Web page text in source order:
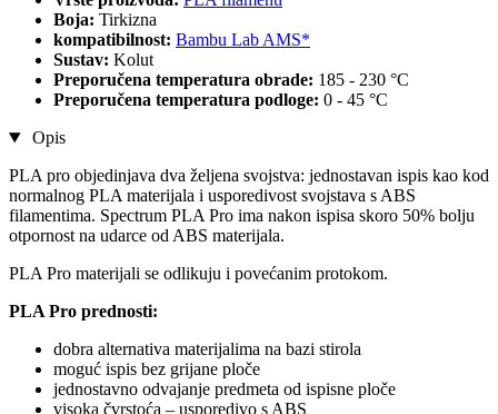
Boja: Tirkizna
kompatibilnost: Bambu Lab AMS*
Sustav: Kolut
Preporučena temperatura obrade: 185 - 230 °C
Preporučena temperatura podloge: 0 - 45 °C
Opis
PLA pro objedinjava dva željena svojstva: jednostavan ispis kao kod
normalnog PLA materijala i usporedivost svojstava s ABS
filamentima. Spectrum PLA Pro ima nakon ispisa skoro 50% bolju
otpornost na udarce od ABS materijala.
PLA Pro materijali se odlikuju i povećanim protokom.
PLA Pro prednosti:
dobra alternativa materijalima na bazi stirola
moguć ispis bez grijane ploče
jednostavno odvajanje predmeta od ispisne ploče
visoka čvrstoća – usporedivo s ABS